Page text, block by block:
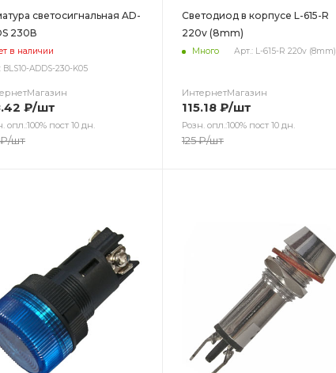
светосигнальная AD-
230В
в наличии
BLS10-ADDS-230-K05
₽/шт
опл.:100% пост 10 дн.
/шт
Светодиод в корпусе L-615-R
220v (8mm)
Много Арт.: L-615-R 220v (8mm)
ИнтернетМагазин
115.18 ₽/шт
Розн. опл.:100% пост 10 дн.
125₽/шт